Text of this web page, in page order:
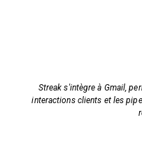
Streak s'intègre à Gmail,
interactions clients et les